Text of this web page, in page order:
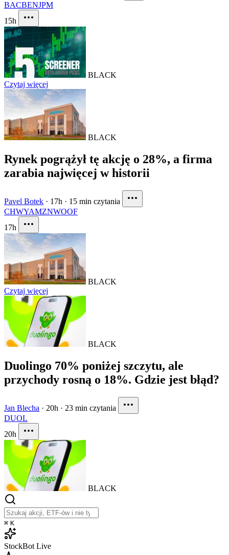
BACBENJPM
15h
BLACK
Czytaj więcej
BLACK
Rynek pogrążył tę akcję o 28%, a firma
zarabia najwięcej w historii
Pavel Botek · 17h · 15 min czytania
CHWYAMZNWOOF
17h
BLACK
Czytaj więcej
BLACK
Duolingo 70% poniżej szczytu, ale
przychody rosną o 18%. Gdzie jest błąd?
Jan Blecha · 20h · 23 min czytania
DUOL
20h
BLACK
⌘ K
StockBot Live